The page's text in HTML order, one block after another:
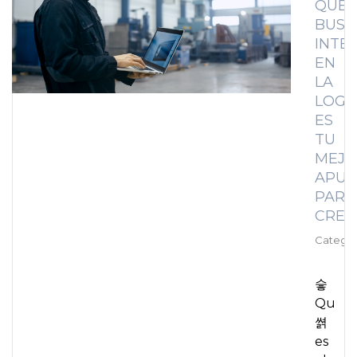
QUE?
EN
LA
ES
TU
PARA
슿
Qu
쎩
es